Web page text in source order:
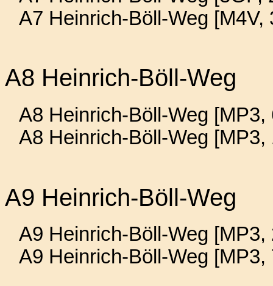
A7 Heinrich-Böll-Weg [M4V,
A8 Heinrich-Böll-Weg
A8 Heinrich-Böll-Weg [MP3,
A8 Heinrich-Böll-Weg [MP3,
A9 Heinrich-Böll-Weg
A9 Heinrich-Böll-Weg [MP3,
A9 Heinrich-Böll-Weg [MP3,